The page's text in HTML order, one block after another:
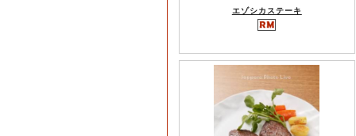
エゾシカステーキ